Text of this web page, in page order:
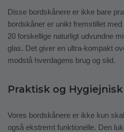
Disse bordskånere er ikke bare
bordskåner er unikt fremstillet
20 forskellige naturligt udvundne
glas. Det giver en ultra-kompakt
modstå hverdagens brug og slid.
Praktisk og Hygiejnisk
Vores bordskånere er ikke kun
også ekstremt funktionelle. Den